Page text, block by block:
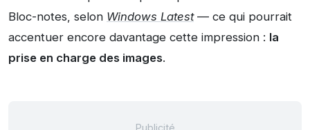
Bloc-notes, selon Windows Latest— ce qui pourrait
accentuer encore davantage cette impression : la
prise en charge des images.